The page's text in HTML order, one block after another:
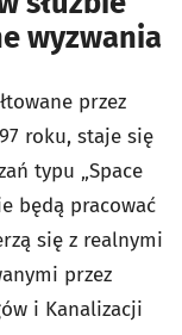
wyzwania
przez
roku, staje się
typu „Space
będą pracować
się z realnymi
przez
i Kanalizacji